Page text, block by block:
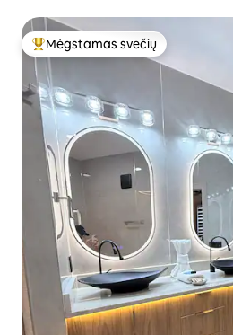
Svečių mėgstamiausias
Mėgstamas svečių